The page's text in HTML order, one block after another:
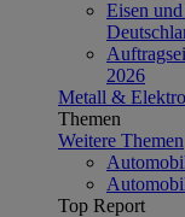
Eisen
2026
Metall &
Themen
Weitere Themen
Top Report